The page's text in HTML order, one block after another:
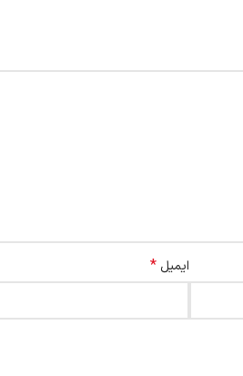
ایمیل *